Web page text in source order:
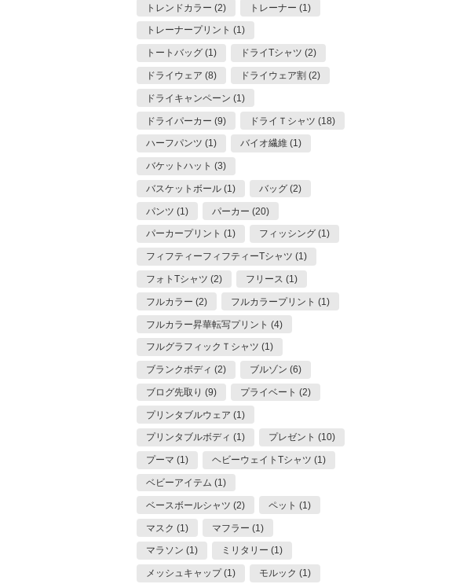
トレンドカラー (2) トレーナー (1)
トレーナープリント (1)
トートバッグ (1) ドライTシャツ (2)
ドライウェア (8) ドライウェア割 (2)
ドライキャンペーン (1)
ドライパーカー (9) ドライＴシャツ (18)
ハーフパンツ (1) バイオ繊維 (1)
バケットハット (3)
バスケットボール (1) バッグ (2)
パンツ (1) パーカー (20)
パーカープリント (1) フィッシング (1)
フィフティーフィフティーTシャツ (1)
フォトTシャツ (2) フリース (1)
フルカラー (2) フルカラープリント (1)
フルカラー昇華転写プリント (4)
フルグラフィックＴシャツ (1)
ブランクボディ (2) ブルゾン (6)
ブログ先取り (9) プライベート (2)
プリンタブルウェア (1)
プリンタブルボディ (1) プレゼント (10)
プーマ (1) ヘビーウェイトTシャツ (1)
ベビーアイテム (1)
ベースボールシャツ (2) ペット (1)
マスク (1) マフラー (1)
マラソン (1) ミリタリー (1)
メッシュキャップ (1) モルック (1)